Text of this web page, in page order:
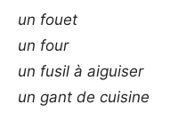
un fouet
un four
un fusil à aiguiser
un gant de cuisine